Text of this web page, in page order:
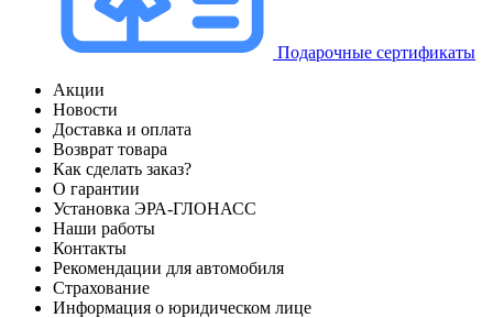
Подарочные сертификаты
Акции
Новости
Доставка и оплата
Возврат товара
Как сделать заказ?
О гарантии
Установка ЭРА-ГЛОНАСС
Наши работы
Контакты
Рекомендации для автомобиля
Страхование
Информация о юридическом лице